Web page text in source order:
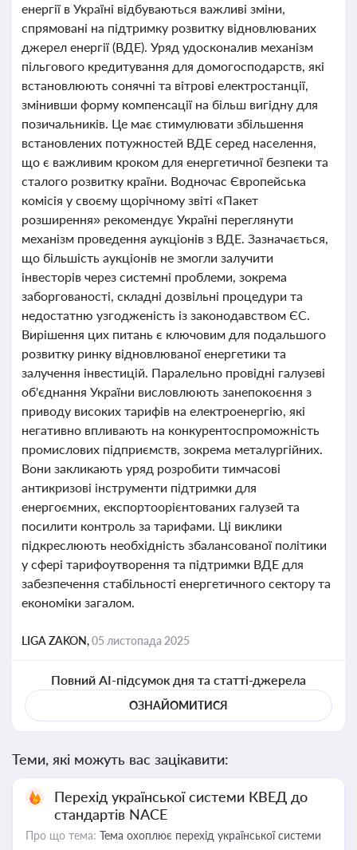
енергії в Україні відбуваються важливі зміни,
спрямовані на підтримку розвитку відновлюваних
джерел енергії (ВДЕ). Уряд удосконалив механізм
пільгового кредитування для домогосподарств, які
встановлюють сонячні та вітрові електростанції,
змінивши форму компенсації на більш вигідну для
позичальників. Це має стимулювати збільшення
встановлених потужностей ВДЕ серед населення,
що є важливим кроком для енергетичної безпеки та
сталого розвитку країни. Водночас Європейська
комісія у своєму щорічному звіті «Пакет
розширення» рекомендує Україні переглянути
механізм проведення аукціонів з ВДЕ. Зазначається,
що більшість аукціонів не змогли залучити
інвесторів через системні проблеми, зокрема
заборгованості, складні дозвільні процедури та
недостатню узгодженість із законодавством ЄС.
Вирішення цих питань є ключовим для подальшого
розвитку ринку відновлюваної енергетики та
залучення інвестицій. Паралельно провідні галузеві
об'єднання України висловлюють занепокоєння з
приводу високих тарифів на електроенергію, які
негативно впливають на конкурентоспроможність
промислових підприємств, зокрема металургійних.
Вони закликають уряд розробити тимчасові
антикризові інструменти підтримки для
енергоємних, експортоорієнтованих галузей та
посилити контроль за тарифами. Ці виклики
підкреслюють необхідність збалансованої політики
у сфері тарифоутворення та підтримки ВДЕ для
забезпечення стабільності енергетичного сектору та
економіки загалом.
LIGA ZAKON,05 листопада 2025
Повний AI-підсумок дня та статті-джерела
ОЗНАЙОМИТИСЯ
Теми, які можуть вас зацікавити:
Перехід української системи КВЕД до
стандартів NACE
Про що тема: Тема охоплює перехід української системи